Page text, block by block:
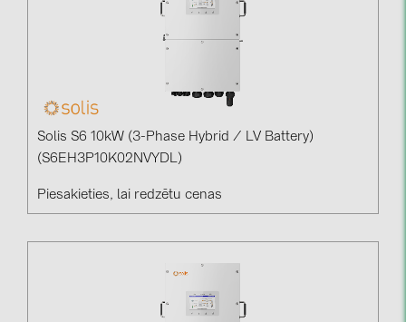
TIGO (4)
Trina Solar (6)
Solis S6 10kW (3-Phase Hybrid / LV Battery)
(S6EH3P10K02NVYDL)
Piesakieties, lai redzētu cenas